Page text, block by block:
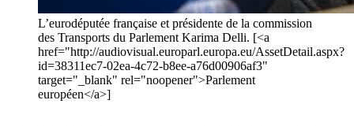
L’eurodéputée française et présidente de la commission
des Transports du Parlement Karima Delli. [<a
href="http://audiovisual.europarl.europa.eu/AssetDetail.aspx?
id=38311ec7-02ea-4c72-b8ee-a76d00906af3"
target="_blank" rel="noopener">Parlement
européen</a>]